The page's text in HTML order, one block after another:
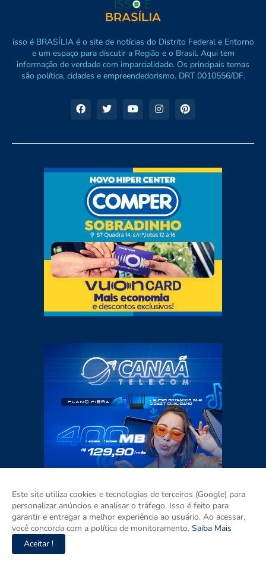
isso é BRASÍLIA é o site de notícias do Distrito Federal e Entorno
e um espaço para discutir a Região e o Brasil. Aqui tem
informação de verdade com imparcialidade. Os principais temas
são política, cidades e empreendedorismo. DRT 0010556/DF.
Este site utiliza cookies e tecnologias de terceiros (Google) para
personalizar anúncios e analisar o tráfego. Isso é feito para
garantir e entregar a melhor experiência ao usuário. Ao acessar,
você concorda com a política de monitoramento. Saiba Mais
Aceitar !